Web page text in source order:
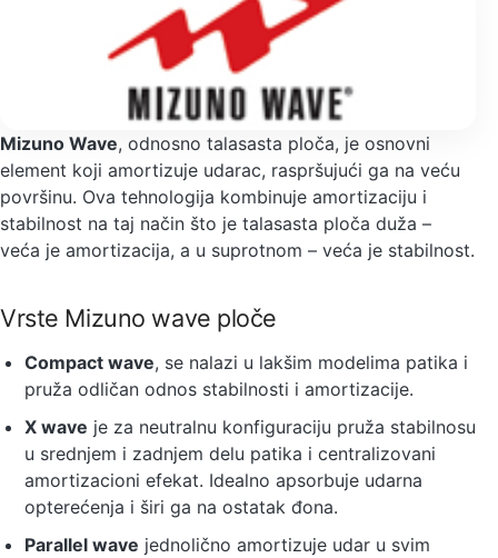
Mizuno Wave, odnosno talasasta ploča, je osnovni
element koji amortizuje udarac, raspršujući ga na veću
površinu. Ova tehnologija kombinuje amortizaciju i
stabilnost na taj način što je talasasta ploča duža –
veća je amortizacija, a u suprotnom – veća je stabilnost.
Vrste Mizuno wave ploče
Compact wave, se nalazi u lakšim modelima patika i
pruža odličan odnos stabilnosti i amortizacije.
X wave je za neutralnu konfiguraciju pruža stabilnosu
u srednjem i zadnjem delu patika i centralizovani
amortizacioni efekat. Idealno apsorbuje udarna
opterećenja i širi ga na ostatak đona.
Parallel wave jednolično amortizuje udar u svim